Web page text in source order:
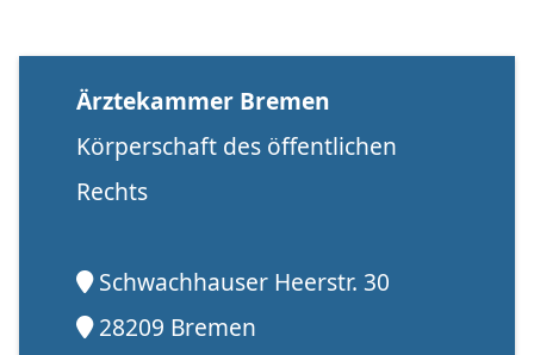
Ärztekammer Bremen
Körperschaft des öffentlichen
Rechts
Schwachhauser Heerstr. 30
28209 Bremen